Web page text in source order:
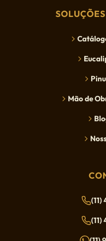
Mão de
(11)
(11)